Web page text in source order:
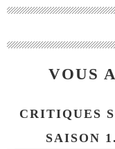
VOUS
CRITIQUES
SAISON